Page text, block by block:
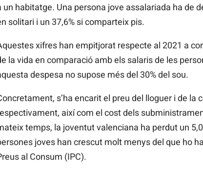
un habitatge. Una persona jove assalariada ha de
solitari i un 37,6% si comparteix pis.
xifres han empitjorat respecte al 2021 a
la vida en comparació amb els salaris de les
despesa no supose més del 30% del sou.
s’ha encarit el preu del lloguer i de la
així com el cost dels
temps, la joventut valenciana ha perdut un
joves han crescut molt menys del que ho
al Consum (IPC).